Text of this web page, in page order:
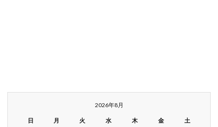
2026年8月
日 月 火 水 木 金 土